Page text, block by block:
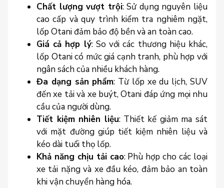
Chất lượng vượt trội: Sử dụng nguyên liệu
cao cấp và quy trình kiểm tra nghiêm ngặt,
lốp Otani đảm bảo độ bền và an toàn cao.
Giá cả hợp lý: So với các thương hiệu khác,
lốp Otani có mức giá cạnh tranh, phù hợp với
ngân sách của nhiều khách hàng.
Đa dạng sản phẩm: Từ lốp xe du lịch, SUV
đến xe tải và xe buýt, Otani đáp ứng mọi nhu
cầu của người dùng.
Tiết kiệm nhiên liệu: Thiết kế giảm ma sát
với mặt đường giúp tiết kiệm nhiên liệu và
kéo dài tuổi thọ lốp.
Khả năng chịu tải cao: Phù hợp cho các loại
xe tải nặng và xe đầu kéo, đảm bảo an toàn
khi vận chuyển hàng hóa.